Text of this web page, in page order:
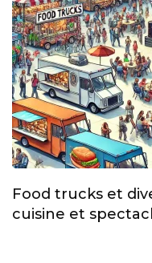
Food trucks et
cuisine et